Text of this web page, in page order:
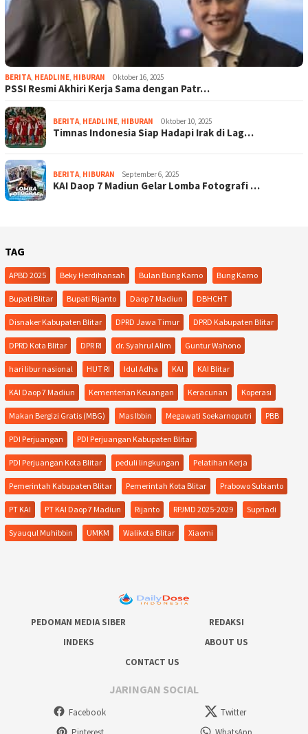
BERITA HEADLINE HIBURAN Oktober 16, 2025
PSSI Resmi Akhiri Kerja Sama dengan Patr…
BERITA HEADLINE HIBURAN Oktober 10, 2025
Timnas Indonesia Siap Hadapi Irak di Lag…
BERITA HIBURAN September 6, 2025
KAI Daop 7 Madiun Gelar Lomba Fotografi …
TAG
APBD 2025 Beky Herdihansah Bulan Bung Karno Bung Karno
Bupati Blitar Bupati Rijanto Daop 7 Madiun DBHCHT
Disnaker Kabupaten Blitar DPRD Jawa Timur DPRD Kabupaten Blitar
DPRD Kota Blitar DPR RI dr. Syahrul Alim Guntur Wahono
hari libur nasional HUT RI Idul Adha KAI KAI Blitar
KAI Daop 7 Madiun Kementerian Keuangan Keracunan Koperasi
Makan Bergizi Gratis (MBG) Mas Ibbin Megawati Soekarnoputri PBB
PDI Perjuangan PDI Perjuangan Kabupaten Blitar
PDI Perjuangan Kota Blitar peduli lingkungan Pelatihan Kerja
Pemerintah Kabupaten Blitar Pemerintah Kota Blitar Prabowo Subianto
PT KAI PT KAI Daop 7 Madiun Rijanto RPJMD 2025-2029 Supriadi
Syauqul Muhibbin UMKM Walikota Blitar Xiaomi
PEDOMAN MEDIA SIBER
REDAKSI
INDEKS
ABOUT US
CONTACT US
JARINGAN SOCIAL
Facebook
Twitter